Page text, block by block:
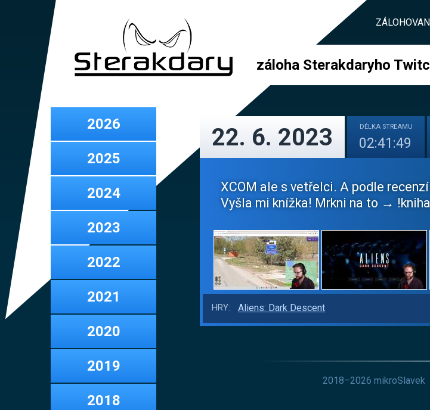
záloha Sterakdaryho
2026
2025
2024
2023
2022
2021
2020
2019
2018
22. 6. 2023 DÉLKA STREAMU
02:41:49
XCOM ale s vetřelci. A podle
Vyšla mi knížka! Mrkni na to → !kniha
HRY: Aliens: Dark Descent
2018–2026 mikroSlavek